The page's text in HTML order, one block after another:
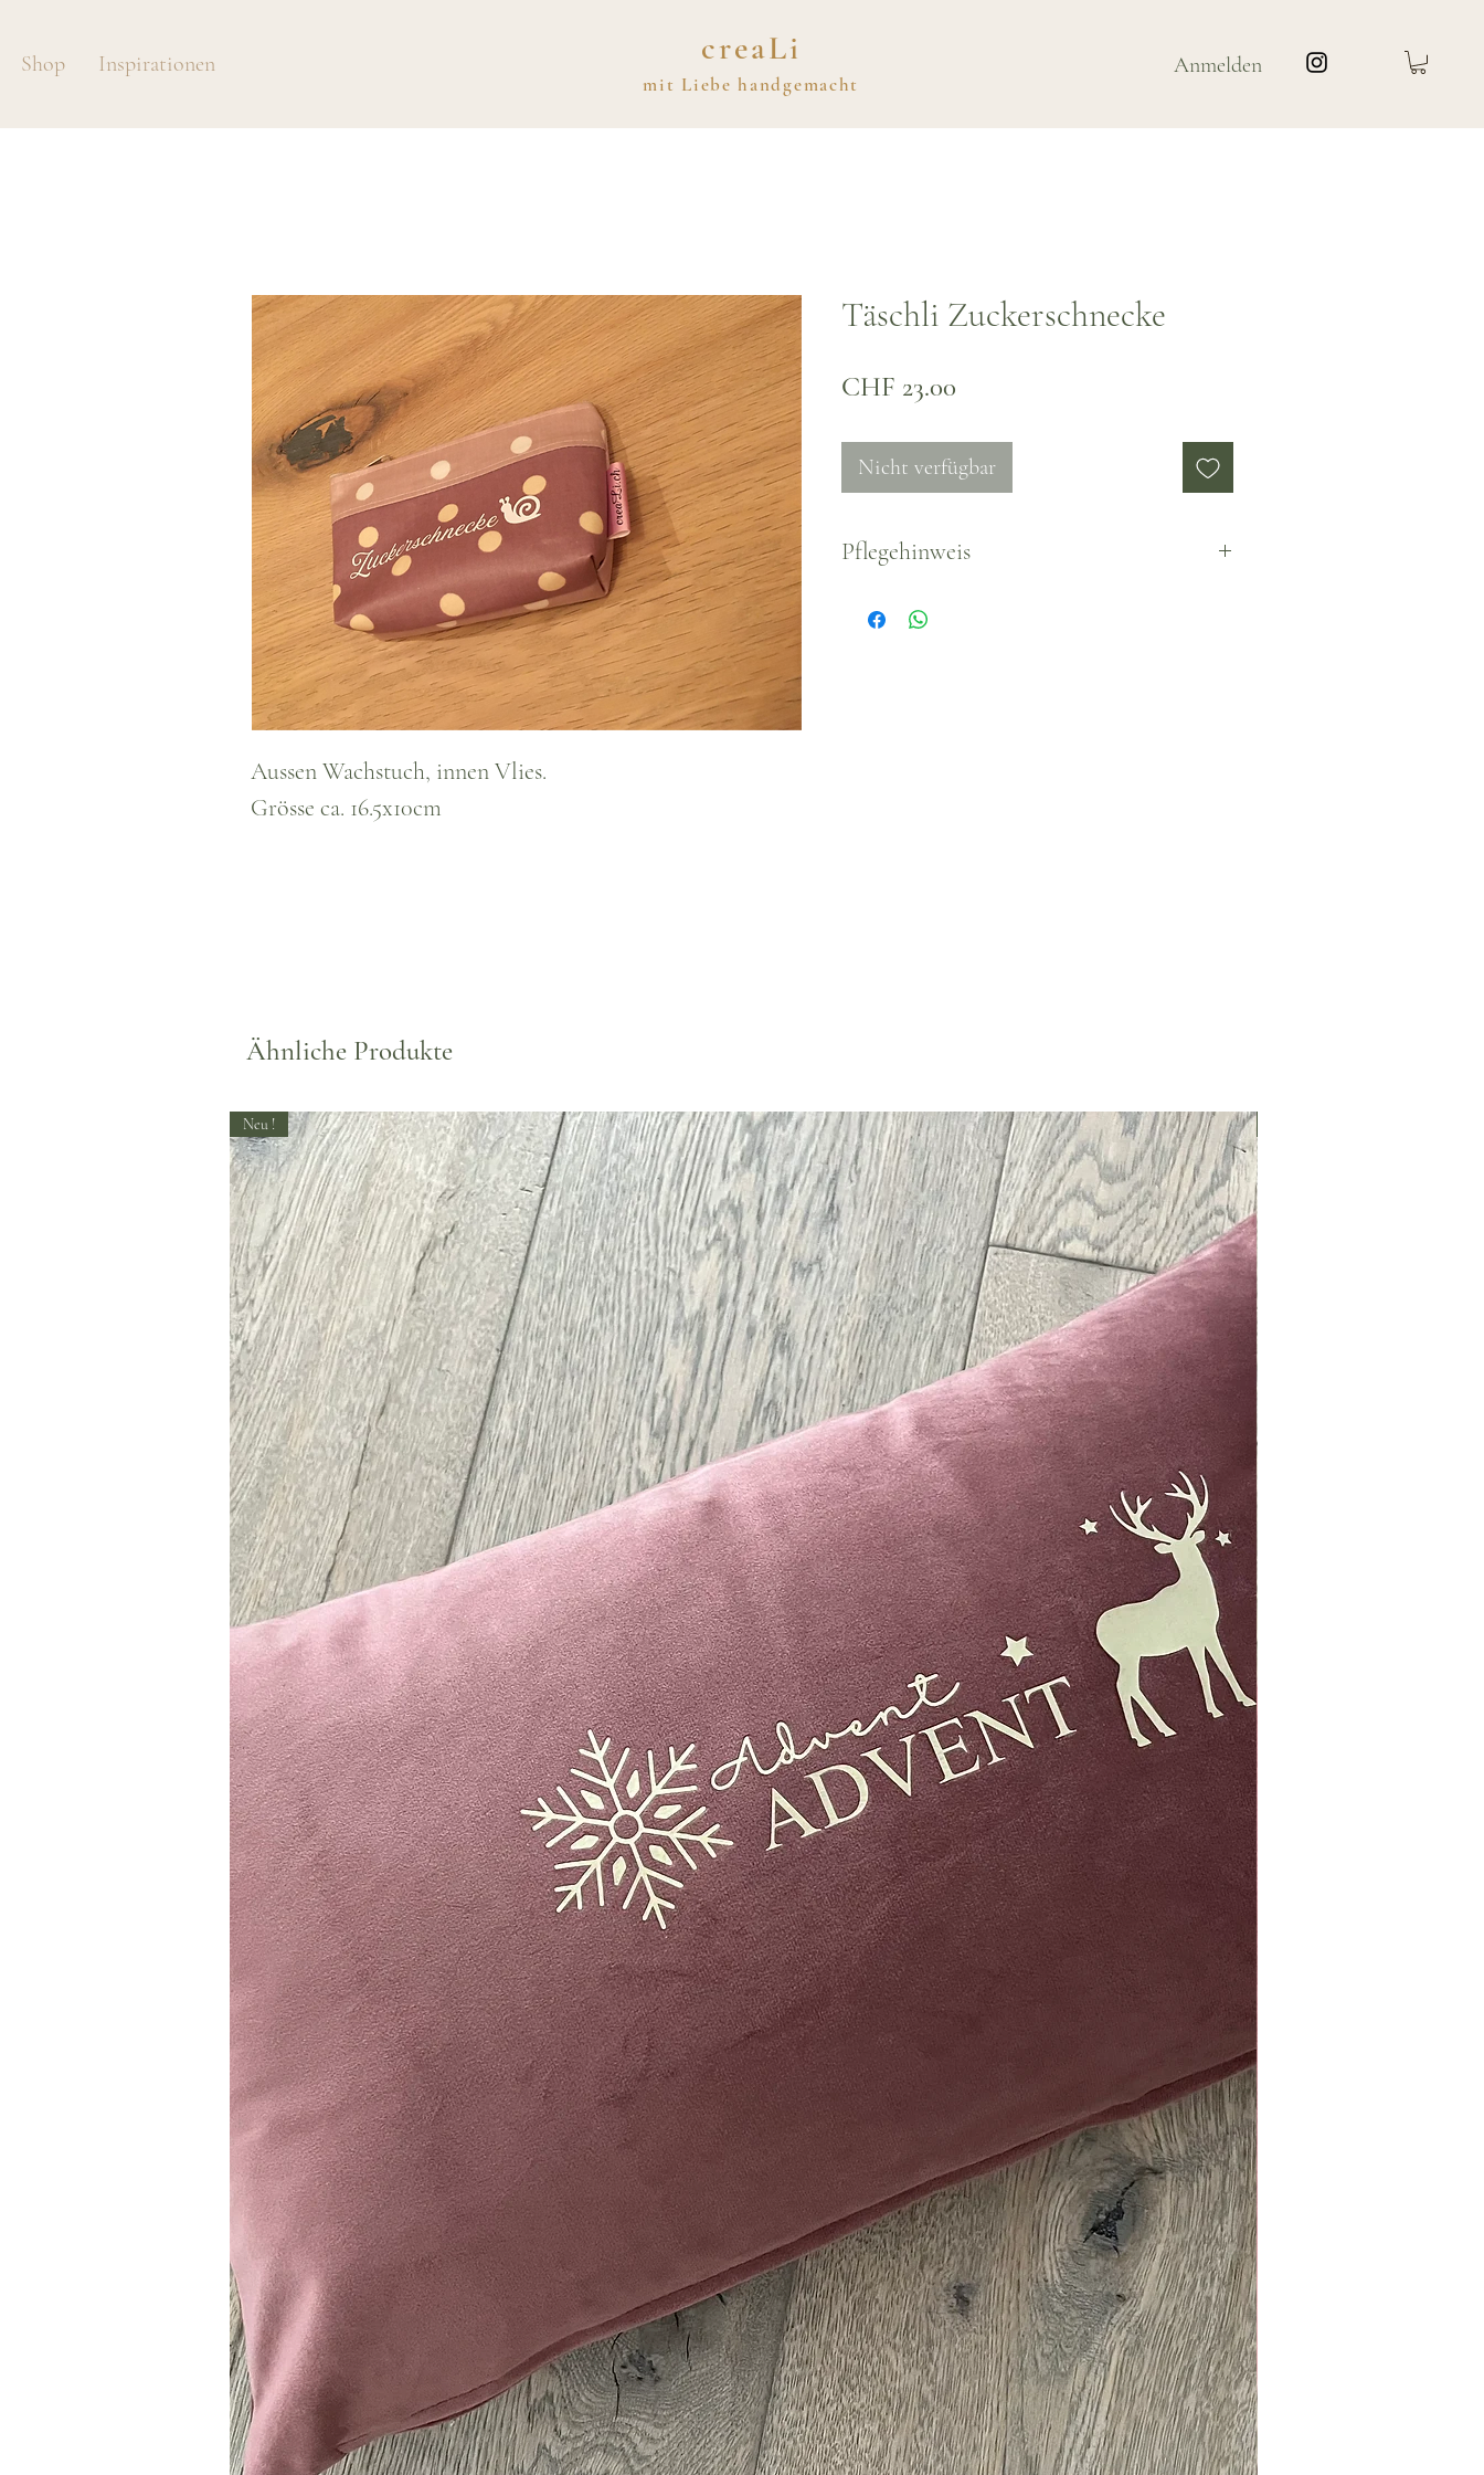
Shop Inspirationen creaLi
mit Liebehandgemacht
Anmelden
Aussen Wachstuch, innen Vlies.
Grösse ca. 16.5x10cm
Täschli Zuckerschnecke
CHF 23.00
Nicht verfügbar
Pflegehinweis
Ähnliche Produkte
Neu !